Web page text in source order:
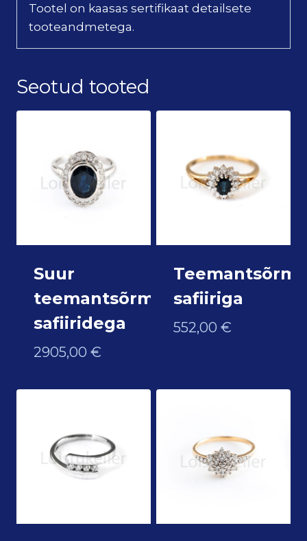
Tootel on kaasas sertifikaat detailsete
tooteandmetega.
Seotud tooted
Suur
teemantsõrmus
safiiridega
2905,00 €
safiiriga
552,00 €